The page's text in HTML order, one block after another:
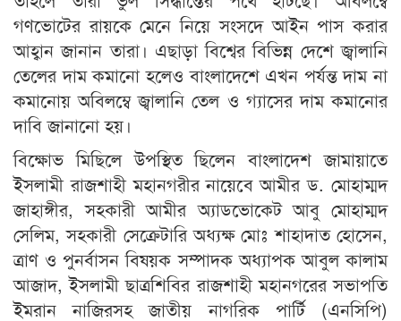
গণভোটের রায়কে মেনে নিয়ে সংসদে আইন পাস করার
আহ্বান জানান তারা। এছাড়া বিশ্বের বিভিন্ন দেশে জ্বালানি
তেলের দাম কমানো হলেও বাংলাদেশে এখন পর্যন্ত দাম না
কমানোয় অবিলম্বে জ্বালানি তেল ও গ্যাসের দাম কমানোর
দাবি জানানো হয়।
বিক্ষোভ মিছিলে উপস্থিত ছিলেন বাংলাদেশ জামায়াতে
ইসলামী রাজশাহী মহানগরীর নায়েবে আমীর ড. মোহাম্মদ
জাহাঙ্গীর, সহকারী আমীর অ্যাডভোকেট আবু মোহাম্মদ
সেলিম, সহকারী সেক্রেটারি অধ্যক্ষ মোঃ শাহাদাত হোসেন,
ত্রাণ ও পুনর্বাসন বিষয়ক সম্পাদক অধ্যাপক আবুল কালাম
আজাদ, ইসলামী ছাত্রশিবির রাজশাহী মহানগরের সভাপতি
ইমরান নাজিরসহ জাতীয় নাগরিক পার্টি (এনসিপি)